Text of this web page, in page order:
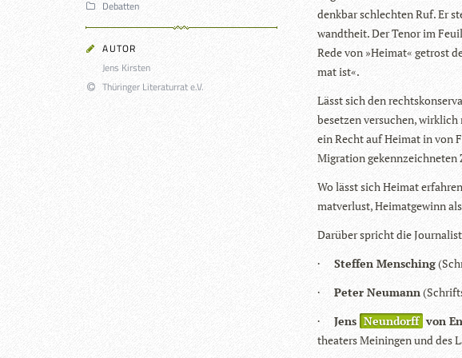
Debatten
AUTOR
Jens Kirsten
Thüringer Literaturrat e.V.
denk­bar schlech­ten Ruf. Er
wandt­heit. Der Tenor im
Rede von »Hei­mat« getrost
mat ist«.
Lässt sich den
beset­zen ver­su­chen,
ein Recht auf Hei­mat in von
Migra­tion
Wo lässt sich Hei­mat
mat­ver­lust, Hei­mat­ge­winn
Dar­über spricht die
· Stef­fen Men­sching
· Peter Neu­mann
· Jens Neun­dorff von
thea­ters Mei­nin­gen und des